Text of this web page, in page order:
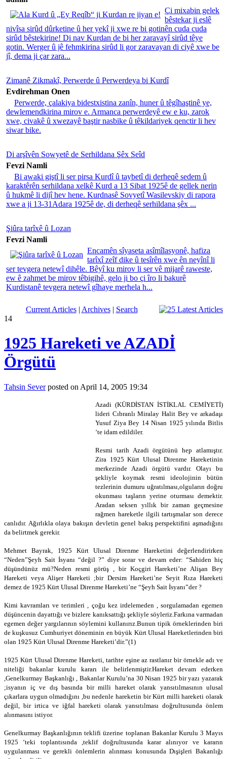
Çi mixabin gelek
bêstekar ji eslê
nivîsa sirûd dûrketine û her yekî ji xwe re bi gotinên cuda cuda
sirûd bêstekirine! Di nav Kurdan de bi her zaravayî sirûd têye
gotin. Werger û jê fehmkirina sirûd li gor zaravayan di ciyê xwe be
jî, dema ji çar zara...
Zimanê Zikmakî, Perwerde û Perwerdeya bi Kurdî
Evdirehman Onen
Perwerde, çalakiya bidestxistina zanîn, huner û têgîhaştinê ye,
dewlemendkirina mirov e. Armanca perwerdeyê ew e ku, zarok
xwe, civakê û xwezayê baştir nasbike û têkildariyek qenctir li hev
siwar bike.
Di arşîvên Sowyetê de Serhildana Şêx Seîd
Fevzi Namli
Bi awaki giştî li ser pirsa Kurdî û taybetî di derheqê sedem û
karaktêrên serhildana xelkê Kurd a 13 Sibat 1925ê de gellek nerin
û hukmê li dijî hev hene. Kurdnasê Sovyetî Wasilevskiy di rapora
xwe a ji 13-31Adara 1925ê de, di derheqê serhildana şêx ...
Şiûra tarîxê û Lozan
Fevzi Namli
Encamên sîyaseta asîmîlasyonê, hafiza
tarîxî zeîf dike û tesîrên xwe ên neyînî li
ser tevgera netewî dihêle. Bêyî ku mirov li ser vê mijarê raweste,
ew ê zahmet be mirov têbigihê, gelo ji bo çi îro li bakurê
Kurdistanê tevgera netewî gîhaye merhela h...
Current Articles| Archives| Search
14
1925 Hareketi ve AZADİ
Örgütü
Tahsin Severposted on April 14, 2005 19:34
Azadi (KÜRDİSTAN İSTİKLAL CEMİYETİ)
lideri Cıbranlı Miralay Halit Bey ve arkadaşı
Yusuf Ziya Bey 14 Nisan 1925 yılında Bitlis
‘te idam edildiler.
Resmi tarih Azadi örgütünü hep atlamıştır.
Zira 1925 Kürt Ulusal Direnme Hareketinin
merkezinde Azadi örgütü vardır. Olayı bu
şekliyle koymak resmi ideolojinin bütün
tezlerinin dumuru uğratılması,olguların doğru
okunması taşların yerine oturması demektir.
Aradan seksen yıllık bir zaman geçmesine
rağmen hareketle ilgili tartışmalar son derece
canlıdır. Ağırlıkla olaya bakışın devletin genel bakış perspektifini aşmadığını
da belirtmek gerekir.
Mehmet Bayrak, 1925 Kürt Ulusal Direnme Hareketini değerlendirirken
“Neden”Şeyh Sait İsyanı “değil ?” diye sorar ve devam eder: “Sahiden hiç
düşündünüz mü?Neden resmi görüş , bir Koçgiri Hareketi’ne Alişan Bey
Hareketi veya Alişer Hareketi ;bir Dersim Hareketi’ne Seyit Rıza Hareketi
demez de 1925 Kürt Ulusal Direnme Hareketi’ne “Şeyh Sait İsyanı”der ?
Kimi kavramları ve terimleri , çoğu kez irdelemeden , sorgulamadan egemen
düşüncenin dayattığı ve bizlere kanıksattığı şekliyle söyleriz.Farkına varmadan
egemen değer yargılarının söylemini kullanırız.Bunun tipik örneklerinden biri
de kuşkusuz Cumhuriyet döneminin en büyük Kürt Ulusal Hareketlerinden biri
olan 1925 Kürt Ulusal Direnme Hareketi’dir.”(1)
1925 Kürt Ulusal Direnme Hareketi, tarihte eşine az rastlanır bir örnekle adı ve
niteliği bakanlar kurulu kararı ile belirlenmiştir.Hareket devam ederken
,Genelkurmay Başkanlığı , Bakanlar Kurulu’na 30 Nisan 1925 bir yazı yazarak
;isyanın iç ve dış basında bir milli hareket olarak yansıtılmasının ulusal
çıkarlara uygun olmadığını ,bu nedenle hareketin bir Kürt milli hareketi olarak
değil, bir irtica ve iğfal hareketi olarak yansıtılması doğrultusunda önlem
alınmasını istiyor.
Genelkurmay Başkanlığının teklifi üzerine toplanan Bakanlar Kurulu 3 Mayıs
1925 ‘teki toplantısında ,teklif doğrultusunda karar alınıyor ve kararın
uygulanması ve gerekli önlemlerin alınması konusunda Dışişleri Bakanlığı